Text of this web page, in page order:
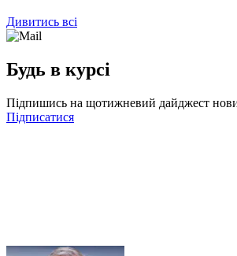
Дивитись всі
Будь в курсі
Підпишись на щотижневий дайджест
Підписатися